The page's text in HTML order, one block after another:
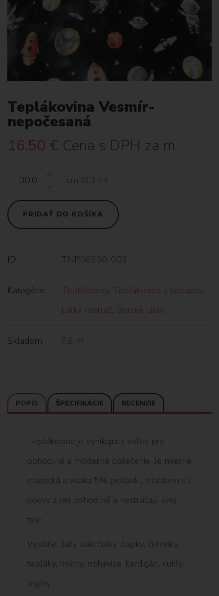
Teplákovina Vesmír-
nepočesaná
16.50 € Cena s DPH za m
cm (0.3 m)
PRIDAŤ DO KOŠÍKA
ID: TNP06930-003
Kategórie: Teplákovina, Teplákovina s potlačou,
Látky metráž, Detské látky
Skladom: 7.6 m
POPIS ŠPECIFIKÁCIE RECENZIE
Teplákovina je vynikajúca voľba pre
pohodlné a moderné oblečenie. Je mierne
elastická a vďaka 5% prídavku elastanu sú
odevy z nej pohodlné a nestrácajú svoj
tvar.
Využitie: šaty, nákrčníky, čiapky, čelenky,
tepláky, mikiny, nohavice, kardigán, kukly,
legíny